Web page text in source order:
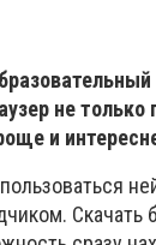
не
и
. Скачать